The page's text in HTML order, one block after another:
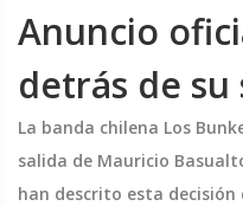
Anuncio
detrás de su
La banda chilena Los
salida de Mauricio
han descrito esta